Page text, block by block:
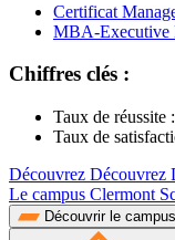
Certificat
MBA-Executive
Chiffres clés :
Taux de réussite
Taux de
Découvrez Découvrez
Le campus Clermont
Découvrir le campus